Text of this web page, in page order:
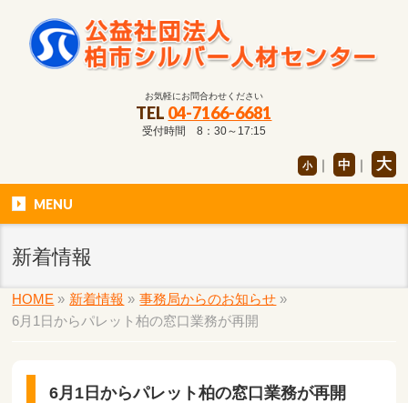
お気軽にお問合わせください
TEL 04-7166-6681
受付時間 8：30～17:15
小 ｜ 中 ｜ 大
MENU
新着情報
HOME » 新着情報 » 事務局からのお知らせ »
6月1日からパレット柏の窓口業務が再開
6月1日からパレット柏の窓口業務が再開